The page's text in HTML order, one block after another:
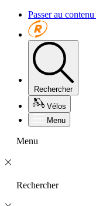
Passer au
Rechercher
Vélos
Menu
Menu
Rechercher